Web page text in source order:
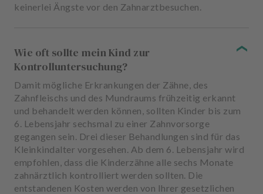
keinerlei Ängste vor den Zahnarztbesuchen.
Wie oft sollte mein Kind zur
Kontrolluntersuchung?
Damit mögliche Erkrankungen der Zähne, des
Zahnfleischs und des Mundraums frühzeitig erkannt
und behandelt werden können, sollten Kinder bis zum
6. Lebensjahr sechsmal zu einer Zahnvorsorge
gegangen sein. Drei dieser Behandlungen sind für das
Kleinkindalter vorgesehen. Ab dem 6. Lebensjahr wird
empfohlen, dass die Kinderzähne alle sechs Monate
zahnärztlich kontrolliert werden sollten. Die
entstandenen Kosten werden von Ihrer gesetzlichen